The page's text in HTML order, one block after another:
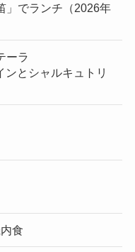
」でランチ（2026年
ーラ
ンとシャルキュトリ
食